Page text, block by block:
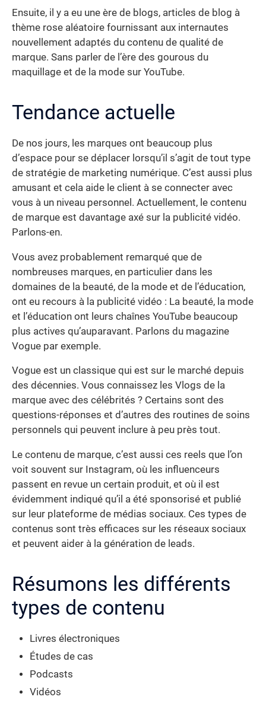
Ensuite, il y a eu une ère de blogs, articles de blog à
thème rose aléatoire fournissant aux internautes
nouvellement adaptés du contenu de qualité de
marque. Sans parler de l’ère des gourous du
maquillage et de la mode sur YouTube.
Tendance actuelle
De nos jours, les marques ont beaucoup plus
d’espace pour se déplacer lorsqu’il s’agit de tout type
de stratégie de marketing numérique. C’est aussi plus
amusant et cela aide le client à se connecter avec
vous à un niveau personnel. Actuellement, le contenu
de marque est davantage axé sur la publicité vidéo.
Parlons-en.
Vous avez probablement remarqué que de
nombreuses marques, en particulier dans les
domaines de la beauté, de la mode et de l’éducation,
ont eu recours à la publicité vidéo : La beauté, la mode
et l’éducation ont leurs chaînes YouTube beaucoup
plus actives qu’auparavant. Parlons du magazine
Vogue par exemple.
Vogue est un classique qui est sur le marché depuis
des décennies. Vous connaissez les Vlogs de la
marque avec des célébrités ? Certains sont des
questions-réponses et d’autres des routines de soins
personnels qui peuvent inclure à peu près tout.
Le contenu de marque, c’est aussi ces reels que l’on
voit souvent sur Instagram, où les influenceurs
passent en revue un certain produit, et où il est
évidemment indiqué qu’il a été sponsorisé et publié
sur leur plateforme de médias sociaux. Ces types de
contenus sont très efficaces sur les réseaux sociaux
et peuvent aider à la génération de leads.
Résumons les différents
types de contenu
Livres électroniques
Études de cas
Podcasts
Vidéos